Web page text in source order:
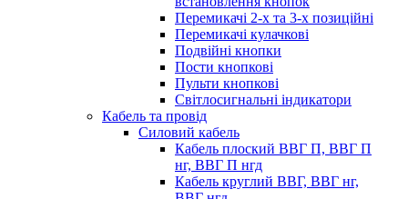
Перемикачі 2-х та 3-х позиційні
Перемикачі кулачкові
Подвійні кнопки
Пости кнопкові
Пульти кнопкові
Світлосигнальні індикатори
Кабель та провід
Силовий кабель
Кабель плоский ВВГ П, ВВГ П
нг, ВВГ П нгд
Кабель круглий ВВГ, ВВГ нг,